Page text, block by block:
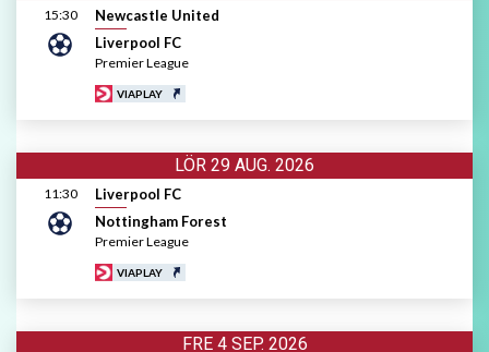
15:30
Newcastle United
Liverpool FC
Premier League
VIAPLAY
Inga sändningar denna dag.
LÖR 29 AUG. 2026
11:30
Liverpool FC
Nottingham Forest
Premier League
VIAPLAY
Inga sändningar denna dag.
FRE 4 SEP. 2026